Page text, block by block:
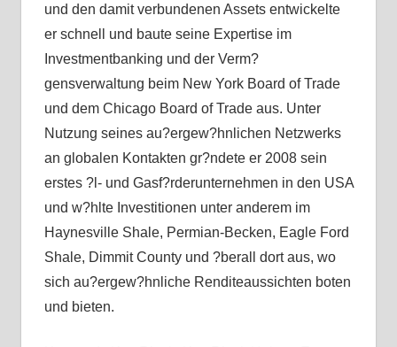
und den damit verbundenen Assets entwickelte
er schnell und baute seine Expertise im
Investmentbanking und der Verm?
gensverwaltung beim New York Board of Trade
und dem Chicago Board of Trade aus. Unter
Nutzung seines au?ergew?hnlichen Netzwerks
an globalen Kontakten gr?ndete er 2008 sein
erstes ?l- und Gasf?rderunternehmen in den USA
und w?hlte Investitionen unter anderem im
Haynesville Shale, Permian-Becken, Eagle Ford
Shale, Dimmit County und ?berall dort aus, wo
sich au?ergew?hnliche Renditeaussichten boten
und bieten.